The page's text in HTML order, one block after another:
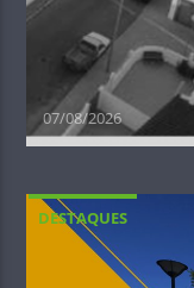
07/08/2026
DESTAQUES